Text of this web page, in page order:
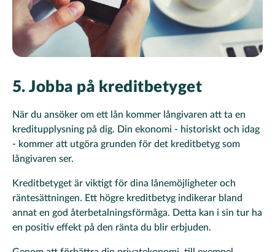
5. Jobba på kreditbetyget
När du ansöker om ett lån kommer långivaren att ta en
kreditupplysning på dig. Din ekonomi - historiskt och idag
- kommer att utgöra grunden för det kreditbetyg som
långivaren ser.
Kreditbetyget är viktigt för dina lånemöjligheter och
räntesättningen. Ett högre kreditbetyg indikerar bland
annat en god återbetalningsförmåga. Detta kan i sin tur ha
en positiv effekt på den ränta du blir erbjuden.